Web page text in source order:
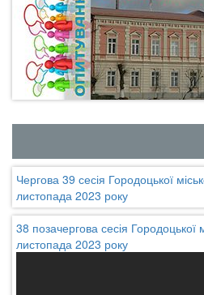
Чергова 39 сесія Городоцької
листопада 2023 року
38 позачергова сесія Городоцької
листопада 2023 року